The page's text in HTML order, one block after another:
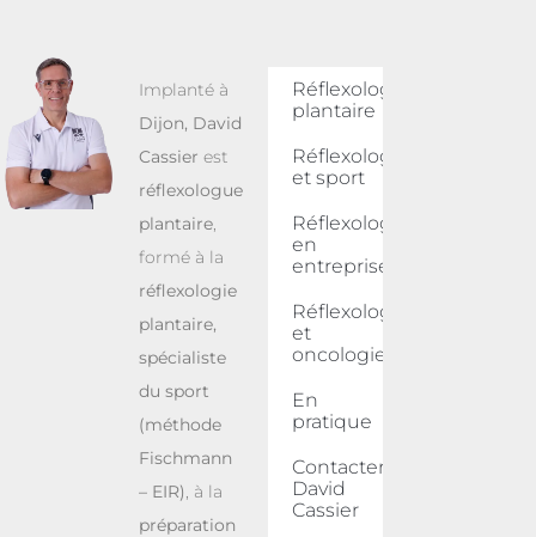
Implanté à
Dijon, David
Cassier est
réflexologue
plantaire
formé à la
réflexologie
plantaire,
spécialiste
du sport
(méthode
Fischmann
– EIR) , à la
préparation
Réflexologie
plantaire
Réflexologie
et sport
Réflexologie
en
entreprise
Réflexologie
et
oncologie
En
pratique
Contacter
David
Cassier